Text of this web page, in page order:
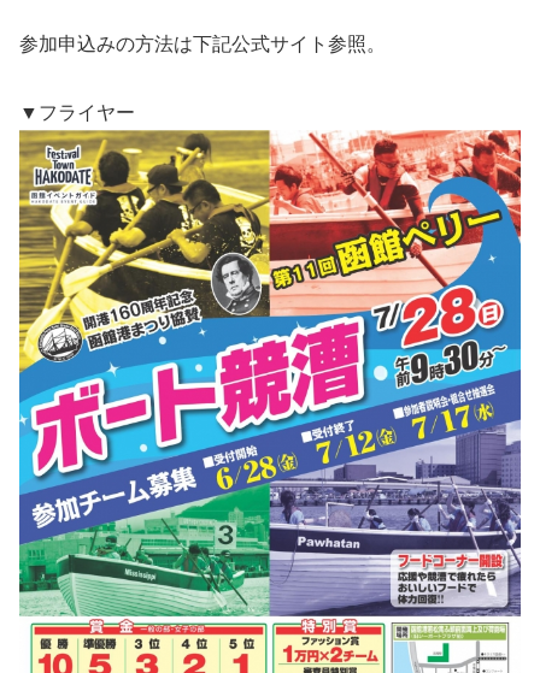
参加申込みの方法は下記公式サイト参照。
▼フライヤー